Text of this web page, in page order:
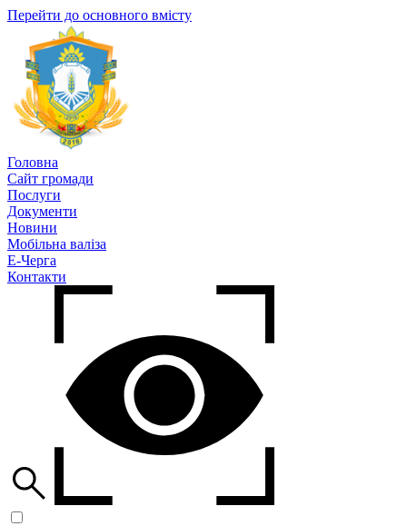
Перейти до основного вмісту
Головна
Сайт громади
Послуги
Документи
Новини
Мобільна валіза
Е-Черга
Контакти